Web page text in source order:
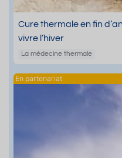
Cure thermale en fin
vivre l’hiver
La médecine thermale